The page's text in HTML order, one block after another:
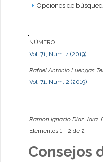
Opciones de
NÚMERO
Vol. 71, Núm. 4 (2019)
Rafael Antonio Luengas
Vol. 71, Núm. 2 (2019)
Ramon Ignacio Diaz Jara,
Elementos 1 - 2 de 2
Consejos